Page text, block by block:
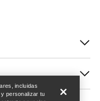
Help
incluidas
personalizar tu